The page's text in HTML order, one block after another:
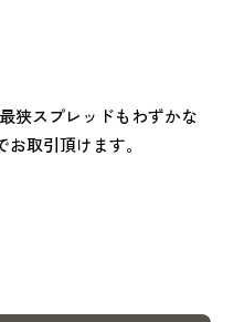
狭スプレッドもわずかな
取引頂けます。